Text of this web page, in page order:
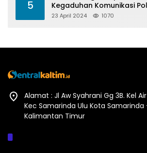
5
Kegaduhan Komunikasi
Pesta Politik 2024
23 April 2024 1070
Alamat : Jl Aw Syahrani Gg 3B. Kel
Kec Samarinda Ulu Kota Samarinda
Kalimantan Timur